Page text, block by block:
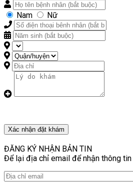
Nam Nữ
Xác nhận đặt khám
ĐĂNG KÝ NHẬN BẢN TIN
Để lại địa chỉ email để nhận thông